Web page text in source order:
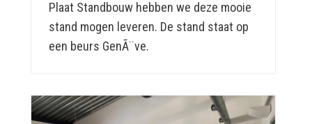
Plaat Standbouw hebben we deze mooie
stand mogen leveren. De stand staat op
een beurs GenÃ¨ve.